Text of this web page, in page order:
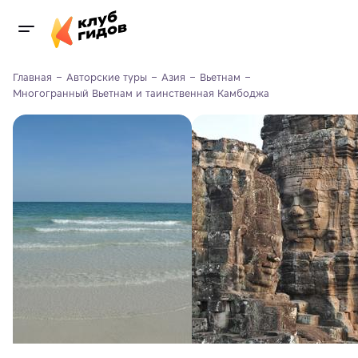
Главная Авторские туры Азия
Вьетнам
Многогранный Вьетнам и таинственная Камбоджа